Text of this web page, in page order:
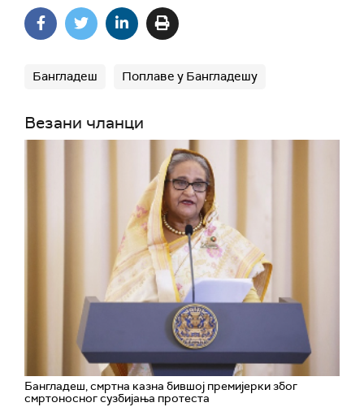
Бангладеш Поплаве у Бангладешу
Везани чланци
Бангладеш, смртна казна бившој премијерки због
смртоносног сузбијања протеста